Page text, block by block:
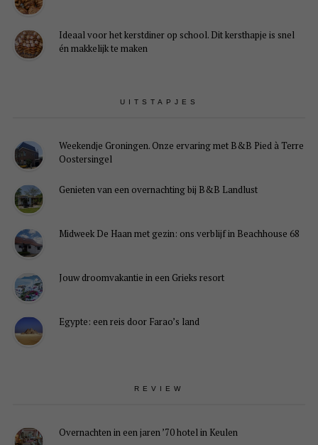
Ideaal voor het kerstdiner op school. Dit kersthapje is snel
én makkelijk te maken
UITSTAPJES
Weekendje Groningen. Onze ervaring met B&B Pied à Terre
Oostersingel
Genieten van een overnachting bij B&B Landlust
Midweek De Haan met gezin: ons verblijf in Beachhouse 68
Jouw droomvakantie in een Grieks resort
Egypte: een reis door Farao’s land
REVIEW
Overnachten in een jaren ’70 hotel in Keulen